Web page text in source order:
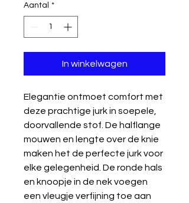
Aantal *
In winkelwagen
Elegantie ontmoet comfort met
deze prachtige jurk in soepele,
doorvallende stof. De halflange
mouwen en lengte over de knie
maken het de perfecte jurk voor
elke gelegenheid. De ronde hals
en knoopje in de nek voegen
een vleugje verfijning toe aan